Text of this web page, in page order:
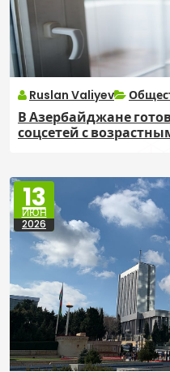
Ruslan Valiyev
В Азербайджане
соцсетей с
13
ИЮН
2026